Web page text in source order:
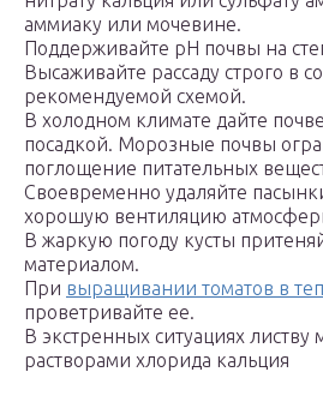
аммиаку или мочевине.
Поддерживайте рН почвы на
Высаживайте рассаду строго в
рекомендуемой схемой.
В холодном климате дайте
посадкой. Морозные почвы
поглощение питательных
Своевременно удаляйте
хорошую вентиляцию
В жаркую погоду кусты
материалом.
При выращивании томатов в
проветривайте ее.
В экстренных ситуациях
растворами хлорида кальция